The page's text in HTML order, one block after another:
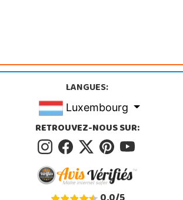
LANGUES:
Luxembourg
RETROUVEZ-NOUS SUR: